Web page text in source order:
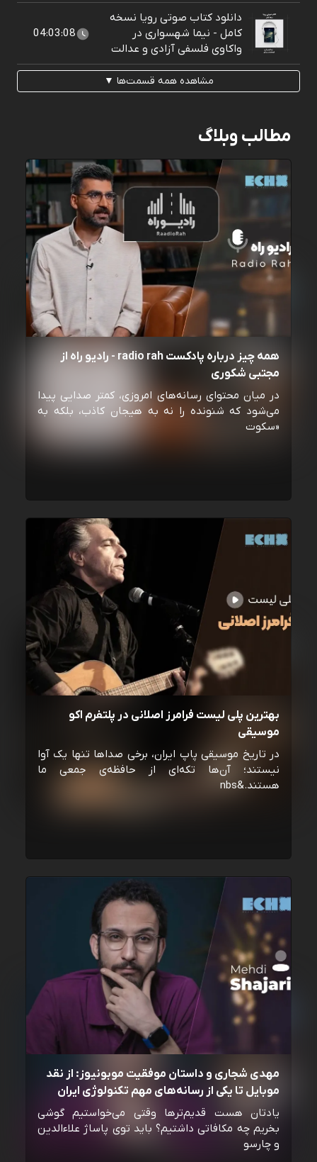
دانلود کتاب صوتی رویا نسخه
کامل - نیما شهسواری در
واکاوی فلسفی آزادی و عدالت
04:03:08
مشاهده همه قسمت‌ها ▼
مطالب وبلاگ
همه چیز درباره پادکست radio rah - رادیو راه از
مجتبی شکوری
در میان محتوای رسانه‌های امروزی، کمتر صدایی پیدا
می‌شود که شنونده را نه به هیجان کاذب، بلکه به
«سکوت
بهترین پلی لیست فرامرز اصلانی در پلتفرم اکو
موسیقی
در تاریخ موسیقی پاپ ایران، برخی صداها تنها یک آوا
نیستند؛ آن‌ها تکه‌ای از حافظه‌ی جمعی ما
هستند.&nbs
مهدی شجاری و داستان موفقیت موبونیوز: از نقد
موبایل تا یکی از رسانه‌‌های مهم تکنولوژی ایران
یادتان هست قدیم‌ترها وقتی می‌خواستیم گوشی
بخریم چه مکافاتی داشتیم؟ باید توی پاساژ علاءالدین
و چارسو